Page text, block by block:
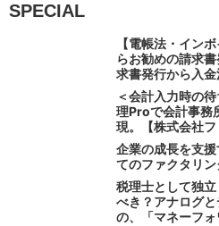
SPECIAL
【電帳法・イン
らお勧めの請求
求書発行から入
システムで完結
る
＜会計入力時の
理Proで会計事務
現。【株式会社
税理士法人（経
企業の成長を支
てのファクタリン
税理士として独
べき？アナログ
の、「マネーフォ